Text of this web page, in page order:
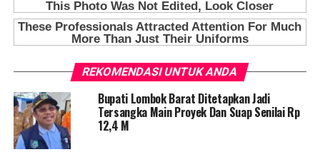
REKOMENDASI UNTUK ANDA
Bupati Lombok Barat Ditetapkan Jadi
Tersangka Main Proyek Dan Suap Senilai Rp
12,4 M